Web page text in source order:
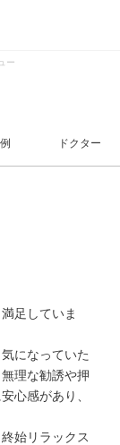
ー
ドクター
足していま
になっていた
理な勧誘や押
心感があり、
始リラックス